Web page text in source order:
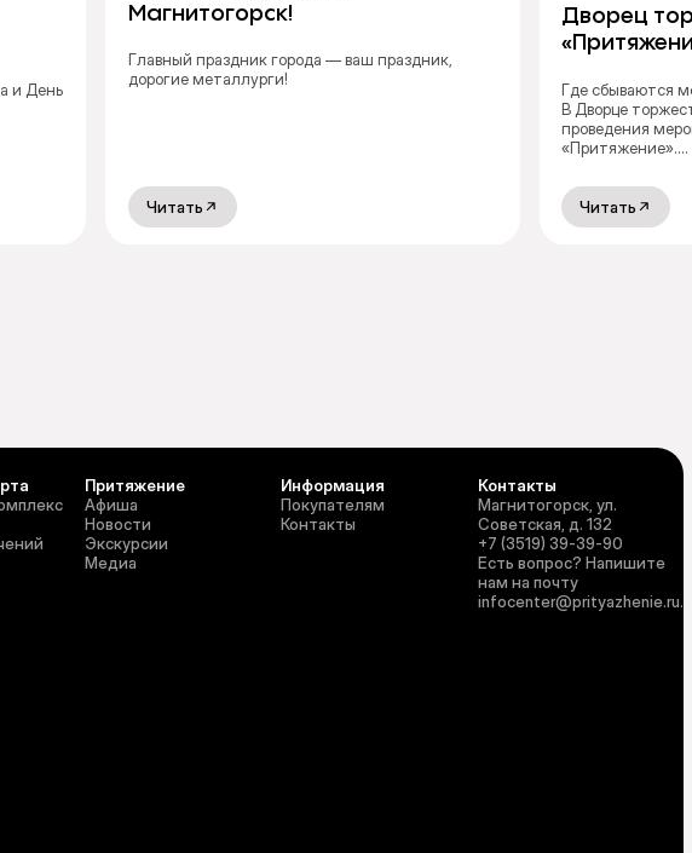
и День
Магнитогорск!
Главный праздник города — ваш праздник,
дорогие металлурги!
Читать
Дворец
моменты
Где сбываются
В Дворце
проведения
«Притяжение».
Читать
Притяжение
Афиша
Новости
Экскурсии
Медиа
Информация
Покупателям
Контакты
Контакты
Магнитогорск, ул.
Советская, д. 132
+7 (3519) 39-39-90
Есть вопрос? Напишите
нам на почту
infocenter@prityazhenie.ru.